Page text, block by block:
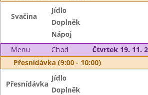
Svačina
Jídlo
Doplněk
Nápoj
Menu
Chod
Čtvrtek 19. 11.
Přesnídávka (9:00 - 10:00)
Přesnídávka
Jídlo
Doplněk